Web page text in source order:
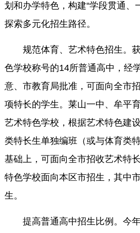
划和办学特色，构建“学段贯通、
探索多元化招生路径。
规范体育、艺术特色招生。获
色学校称号的14所普通高中，经
意、市教育局批准，可面向全市
项特长的学生。莱山一中、牟平
艺术特色学校，根据艺术特色建
类特长生单独编班（或与体育类
基础上，可面向全市招收艺术特
特色学校面向本区市招生，其中
生。
提高普通高中招生比例。今年